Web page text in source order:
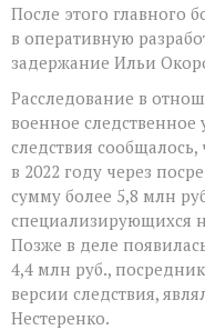
После этого главного
в оперативную
задержание Ильи
Расследование в
военное
следствия
в 2022 году через
сумму более 5,8 млн
специализирующихся
Позже в деле
4,4 млн руб.,
версии следствия,
Нестеренко.